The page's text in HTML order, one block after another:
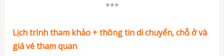
***
Lịch trình tham khảo + thông tin di chuyển, chỗ ở và
giá vé tham quan